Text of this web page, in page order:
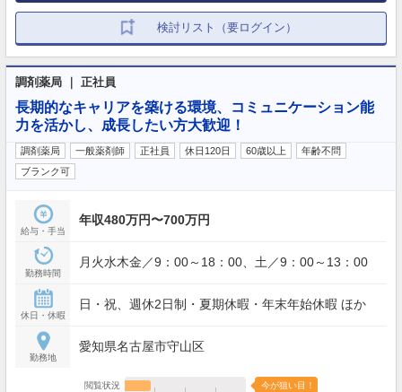
検討リスト（要ログイン）
調剤薬局 ｜ 正社員
長期的なキャリアを築ける環境、コミュニケーション能
力を活かし、成長したい方大歓迎！
調剤薬局 一般薬剤師 正社員 休日120日 60歳以上
年齢不問
ブランク可
給与・手当
年収480万円〜700万円
勤務時間
月火水木金／9：00～18：00、土／9：00～13：00
休日・休暇
日・祝、週休2日制・夏期休暇・年末年始休暇 ほか
勤務地
愛知県名古屋市守山区
閲覧状況 今が狙い目！